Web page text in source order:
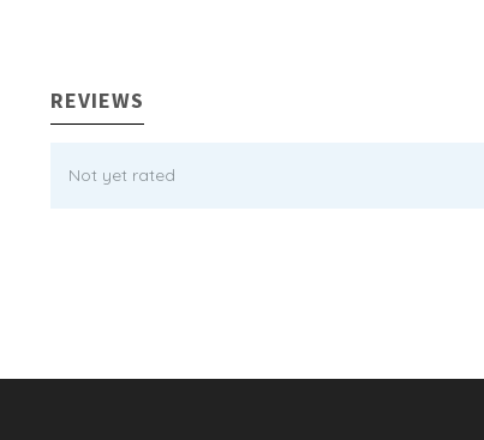
REVIEWS
Not yet rated